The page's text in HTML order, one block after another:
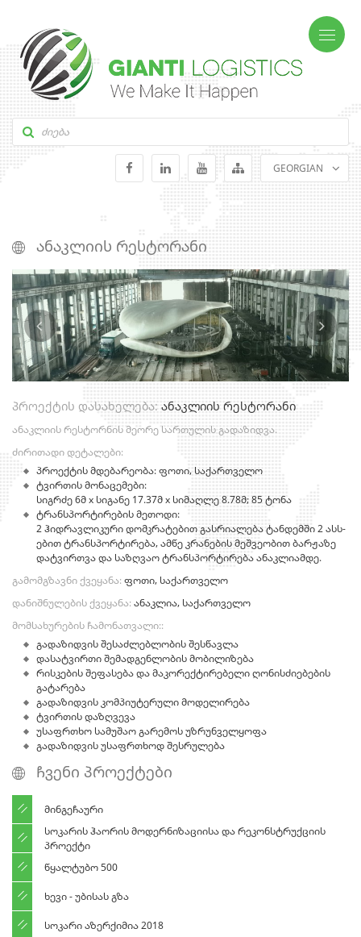
GEORGIAN
ᲐᲜᲐᲙᲚᲘᲘᲡ ᲠᲔᲡᲢᲝᲠᲐᲜᲘ
პროექტის დასახელება: ანაკლიის რესტორანი
ანაკლიის რესტორნის მეორე სართულის გადაზიდვა.
ძირითადი დეტალები:
პროექტის მდებარეობა: ფოთი, საქართველო
ტვირთის მონაცემები:
სიგრძე 6მ x სიგანე 17.37მ x სიმაღლე 8.78მ; 85 ტონა
ტრანსპორტირების მეთოდი:
2 ჰიდრავლიკური დომკრატებით გასრიალება ტანდემში 2 ასს-
ებით ტრანსპორტირება, ამწე კრანების მეშვეობით ბარჟაზე
დატვირთვა და საზღვაო ტრანსპორტირება ანაკლიამდე.
გამომგზავნი ქვეყანა: ფოთი, საქართველო
დანიშნულების ქვეყანა: ანაკლია, საქართველო
მომსახურების ჩამონათვალი::
გადაზიდვის შესაძლებლობის შესწავლა
დასატვირთი შემადგენლობის მობილიზება
რისკების შეფასება და მაკორექტირებელი ღონისძიებების
გატარება
გადაზიდვის კომპიუტერული მოდელირება
ტვირთის დაზღვევა
უსაფრთხო სამუშაო გარემოს უზრუნველყოფა
გადაზიდვის უსაფრთხოდ შესრულება
ᲩᲕᲔᲜᲘ ᲞᲠᲝᲔᲥᲢᲔᲑᲘ
მინგეჩაური
სოკარის ჰაორის მოდერნიზაციისა და რეკონსტრუქციის
პროექტი
წყალტუბო 500
ხევი - უბისას გზა
სოკარი აზერქიმია 2018